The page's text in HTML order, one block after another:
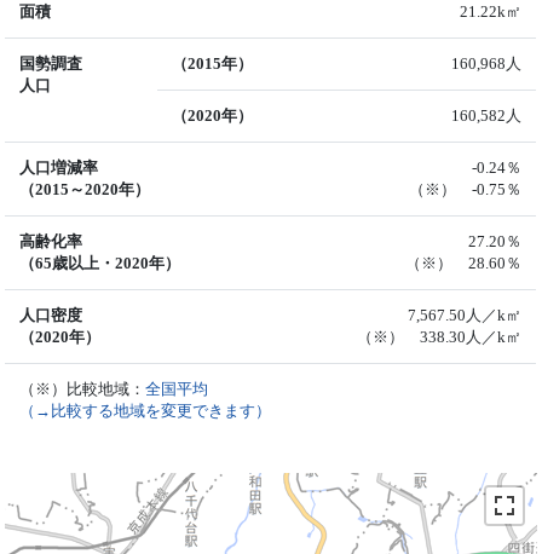
面積 21.22k㎡
国勢調査
人口
（2015年） 160,968人
（2020年） 160,582人
人口増減率
（2015～2020年）
-0.24％
（※） -0.75％
高齢化率
（65歳以上・2020年）
27.20％
（※） 28.60％
人口密度
（2020年）
7,567.50人／k㎡
（※） 338.30人／k㎡
（※）比較地域：全国平均
（→比較する地域を変更できます）